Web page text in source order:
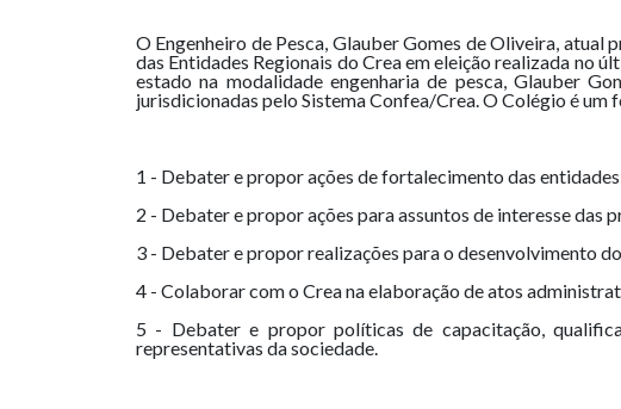
O Engenheiro de Pesca, Glauber Gomes de Oliveira, atual
das Entidades Regionais do Crea em eleição realizada no
estado na modalidade engenharia de pesca, Glauber
jurisdicionadas pelo Sistema Confea/Crea. O Colégio é
1 - Debater e propor ações de fortalecimento das
2 - Debater e propor ações para assuntos de interesse das
3 - Debater e propor realizações para o desenvolvimento
4 - Colaborar com o Crea na elaboração de atos
5 - Debater e propor políticas de capacitação,
representativas da sociedade.